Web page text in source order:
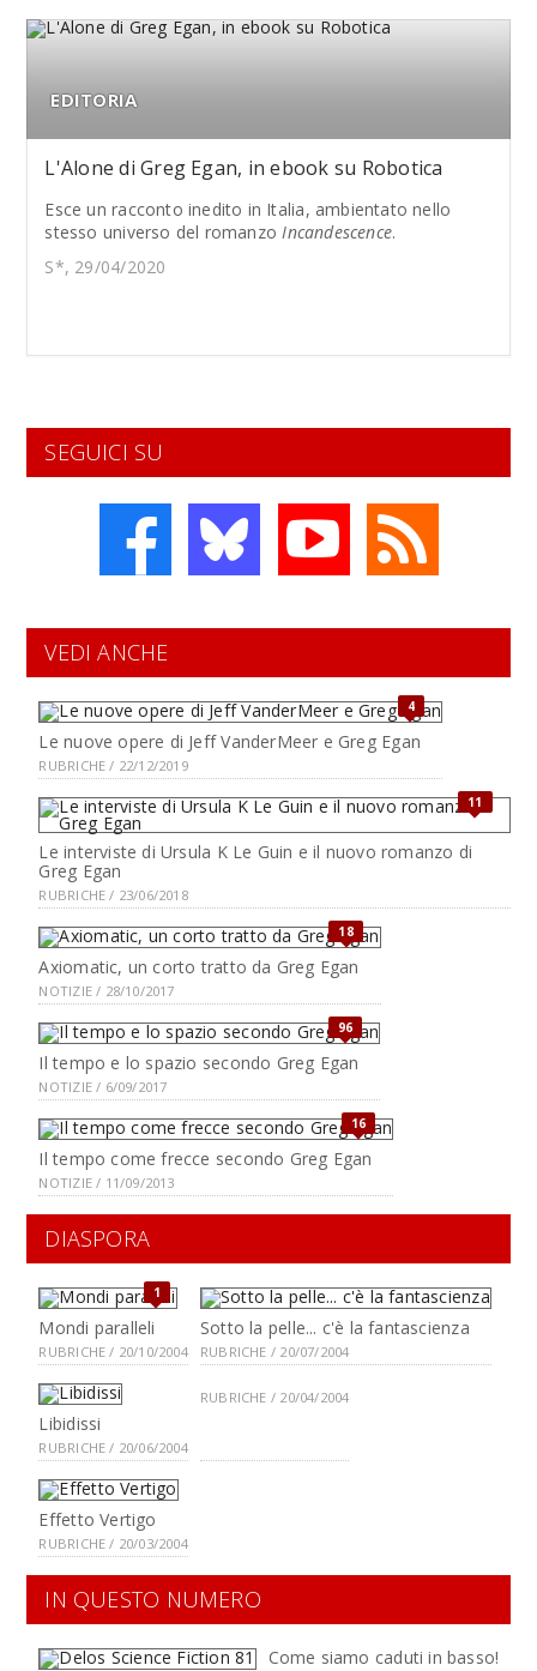
EDITORIA
L'Alone di Greg Egan, in ebook su Robotica
Esce un racconto inedito in Italia, ambientato nello
stesso universo del romanzoIncandescence.
S*, 29/04/2020
SEGUICI SU
VEDI ANCHE
4
Le nuove opere di Jeff VanderMeer e Greg Egan
RUBRICHE / 22/12/2019
11
Le interviste di Ursula K Le Guin e il nuovo romanzo di
Greg Egan
RUBRICHE / 23/06/2018
18
Axiomatic, un corto tratto da Greg Egan
NOTIZIE / 28/10/2017
96
Il tempo e lo spazio secondo Greg Egan
NOTIZIE / 6/09/2017
16
Il tempo come frecce secondo Greg Egan
NOTIZIE / 11/09/2013
DIASPORA
1
Mondi paralleli
RUBRICHE / 20/10/2004
Sotto la pelle... c'è la fantascienza
RUBRICHE / 20/07/2004
Libidissi
RUBRICHE / 20/06/2004
RUBRICHE / 20/04/2004
Effetto Vertigo
RUBRICHE / 20/03/2004
IN QUESTO NUMERO
Come siamo caduti in basso!